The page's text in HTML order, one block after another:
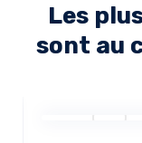
Les
sont au